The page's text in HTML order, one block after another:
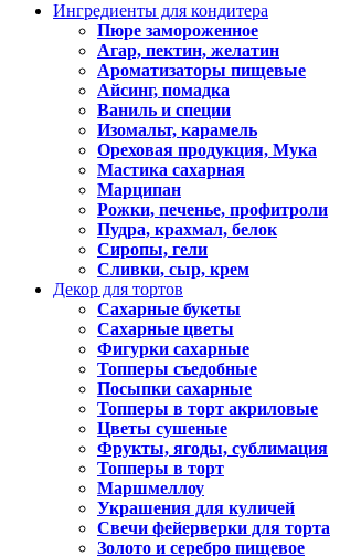
Ингредиенты для кондитера
Пюре замороженное
Агар, пектин, желатин
Ароматизаторы пищевые
Айсинг, помадка
Ваниль и специи
Изомальт, карамель
Ореховая продукция, Мука
Мастика сахарная
Марципан
Рожки, печенье, профитроли
Пудра, крахмал, белок
Сиропы, гели
Сливки, сыр, крем
Декор для тортов
Сахарные букеты
Сахарные цветы
Фигурки сахарные
Топперы съедобные
Посыпки сахарные
Топперы в торт акриловые
Цветы сушеные
Фрукты, ягоды, сублимация
Топперы в торт
Маршмеллоу
Украшения для куличей
Свечи фейерверки для торта
Золото и серебро пищевое